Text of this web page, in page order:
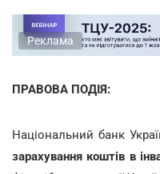
Реклама
ПРАВОВА ПОДІЯ:
Національний банк
зарахування коштів в